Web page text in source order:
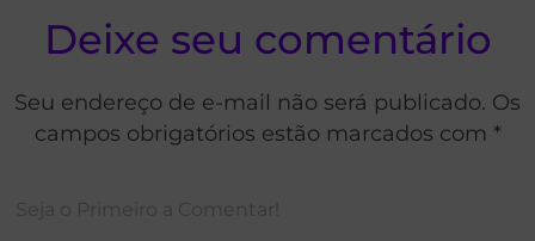
Deixe seu comentário
Seu endereço de e-mail não será publicado. Os
campos obrigatórios estão marcados com *